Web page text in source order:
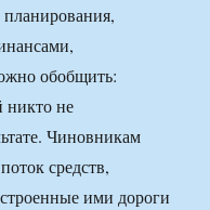
обобщить:
никто не
Чиновникам
средств,
ими дороги